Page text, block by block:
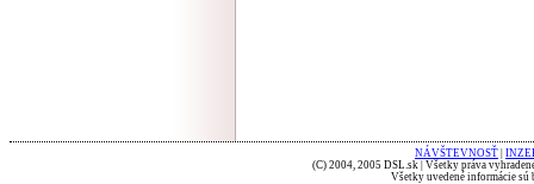
NÁVŠTEVNOSŤ
(C) 2004, 2005 DSL.sk | Všetky práva
Všetky uvedené informácie sú